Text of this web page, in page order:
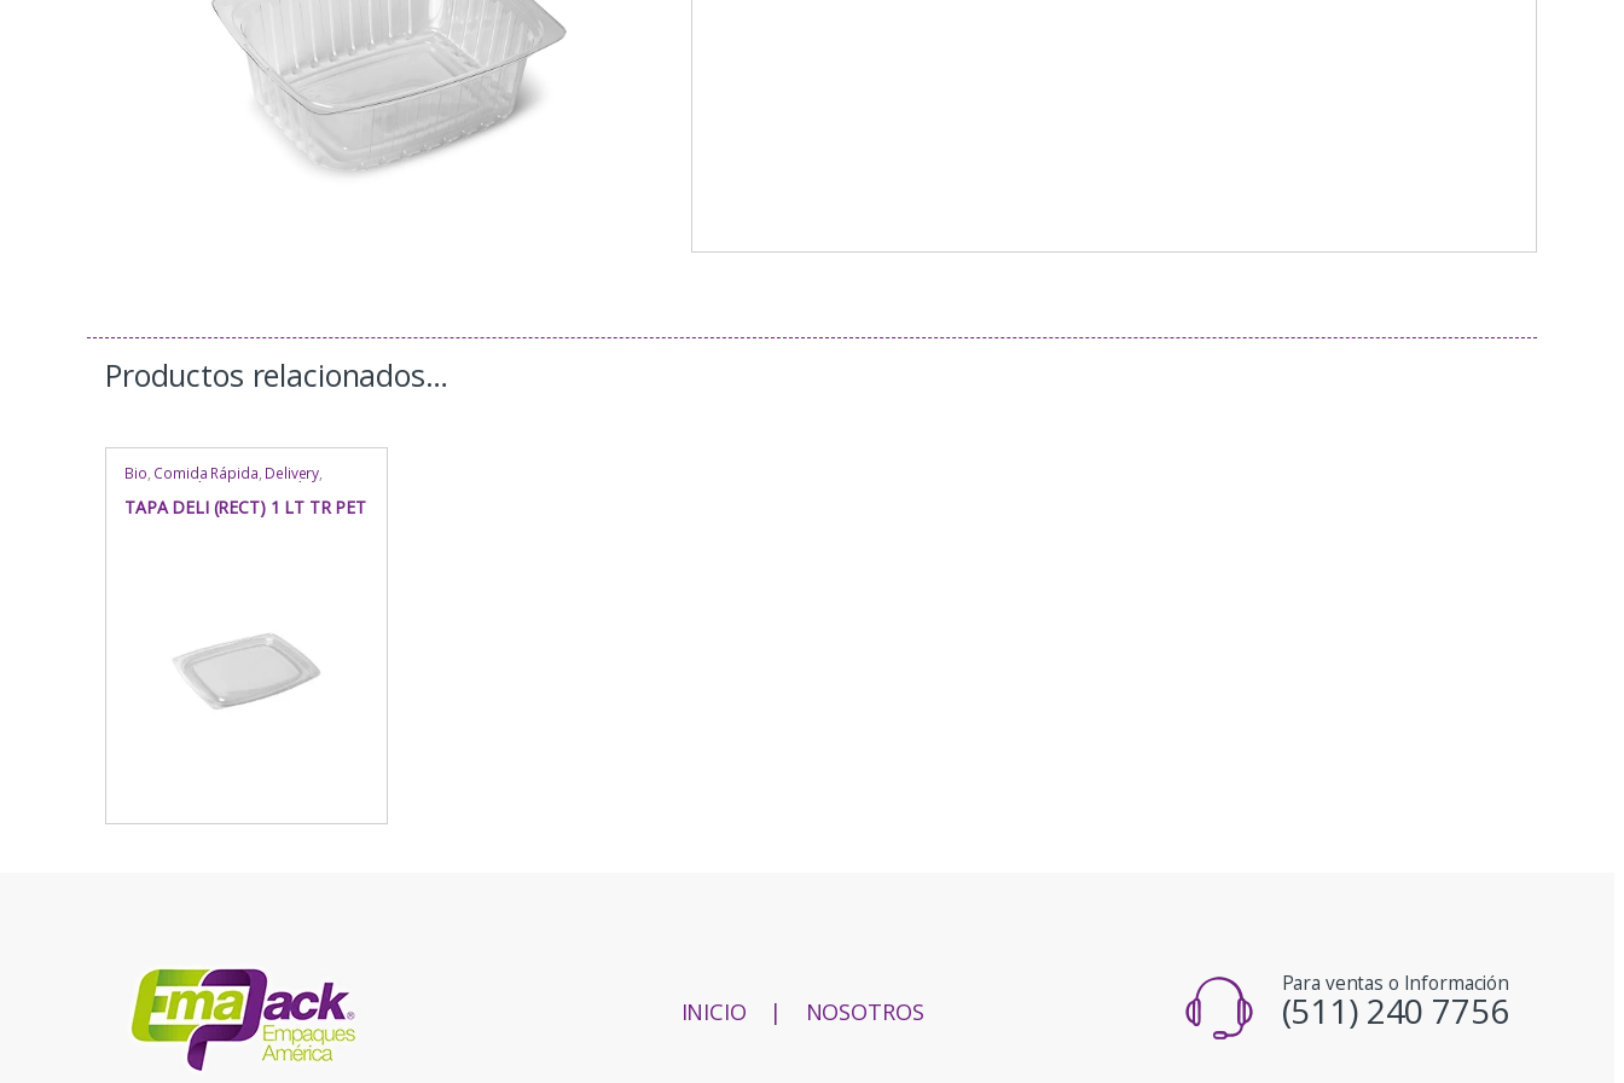
Productos relacionados…
Bio, Comida Rápida, Delivery,
Envases Fríos Envases Fríos,
Envases Fríos,Envases
Rectangulares,Envases
TAPA DELI (RECT) 1 LT TR PET
INICIO | NOSOTROS
Para ventas o Información
(511) 240 7756